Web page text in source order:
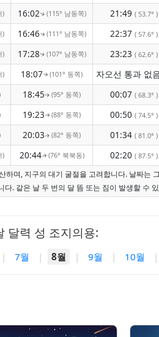
) 16:02↑(115° 남동쪽) 21:49 ( 53.7° )
) 16:46↑(111° 남동쪽) 22:37 ( 57.6° )
) 17:28↑(107° 남동쪽) 23:23 ( 62.6° )
) 18:07↑(101° 동쪽)
18:45↑(95° 동쪽) 00:07 ( 68.3° )
19:23↑(88° 동쪽) 00:50 ( 74.5° )
20:03↑(82° 동쪽) 01:34 ( 81.0° )
) 20:44↑(76° 북북동) 02:20 ( 87.5° )
며, 지구의 대기 굴절을 고려합니다. 날짜
. 같은 날 두 번의 달 뜸 또는 짐이 발생할 수
달력 성 조지의용:
| 7월 | 8월 | 9월 | 10월 |